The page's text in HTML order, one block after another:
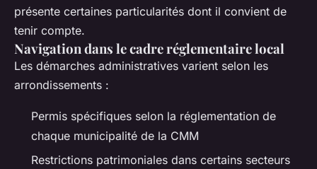
présente certaines particularités dont il convient de
tenir compte.
Navigation dans le cadre réglementaire local
Les démarches administratives varient selon les
arrondissements :
Permis spécifiques selon la réglementation de
chaque municipalité de la CMM
Restrictions patrimoniales dans certains secteurs